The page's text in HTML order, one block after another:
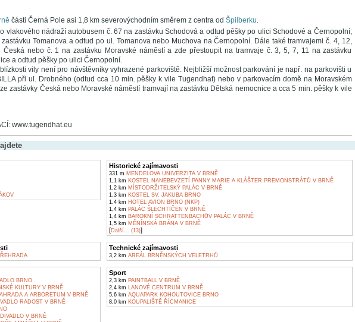
části Černá Pole asi 1,8 km severovýchodním směrem z centra od Špilberku.
vlakového nádraží autobusem č. 67 na zastávku Schodová a odtud pěšky po ulici Schodové a Černopolní;
Tomanova a odtud po ul. Tomanova nebo Muchova na Černopolní. Dále také tramvajemi č. 4, 12,
Česká nebo č. 1 na zastávku Moravské náměstí a zde přestoupit na tramvaje č. 3, 5, 7, 11 na zastávku
a odtud pěšky po ulici Černopolní.
vily není pro návštěvníky vyhrazené parkoviště. Nejbližší možnost parkování je např. na parkovišti u
při ul. Drobného (odtud cca 10 min. pěšky k vile Tugendhat) nebo v parkovacím domě na Moravském
zastávky Česká nebo Moravské náměstí tramvají na zastávku Dětská nemocnice a cca 5 min. pěšky k vile
www.tugendhat.eu
Historické zajímavosti
331 m MENDELOVA UNIVERZITA V BRNĚ
1,1 km KOSTEL NANEBEVZETÍ PANNY MARIE A KLÁŠTER PREMONSTRÁTŮ V BRNĚ
1,2 km MÍSTODRŽITELSKÝ PALÁC V BRNĚ
1,3 km KOSTEL SV. JAKUBA BRNO
1,4 km HOTEL AVION BRNO (NKP)
1,4 km PALÁC ŠLECHTIČEN V BRNĚ
1,4 km BAROKNÍ SCHRATTENBACHŮV PALÁC V BRNĚ
1,5 km MĚNÍNSKÁ BRÁNA V BRNĚ
[Další... (13)]
Technické zajímavosti
3,2 km AREÁL BRNĚNSKÝCH VELETRHŮ
BRNO
KULTURY V BRNĚ
A ARBORETUM V BRNĚ
RADOST V BRNĚ
V BRNĚ
Sport
2,3 km PAINTBALL V BRNĚ
2,4 km LANOVÉ CENTRUM V BRNĚ
5,6 km AQUAPARK KOHOUTOVICE BRNO
8,0 km KOUPALIŠTĚ ŘÍCMANICE